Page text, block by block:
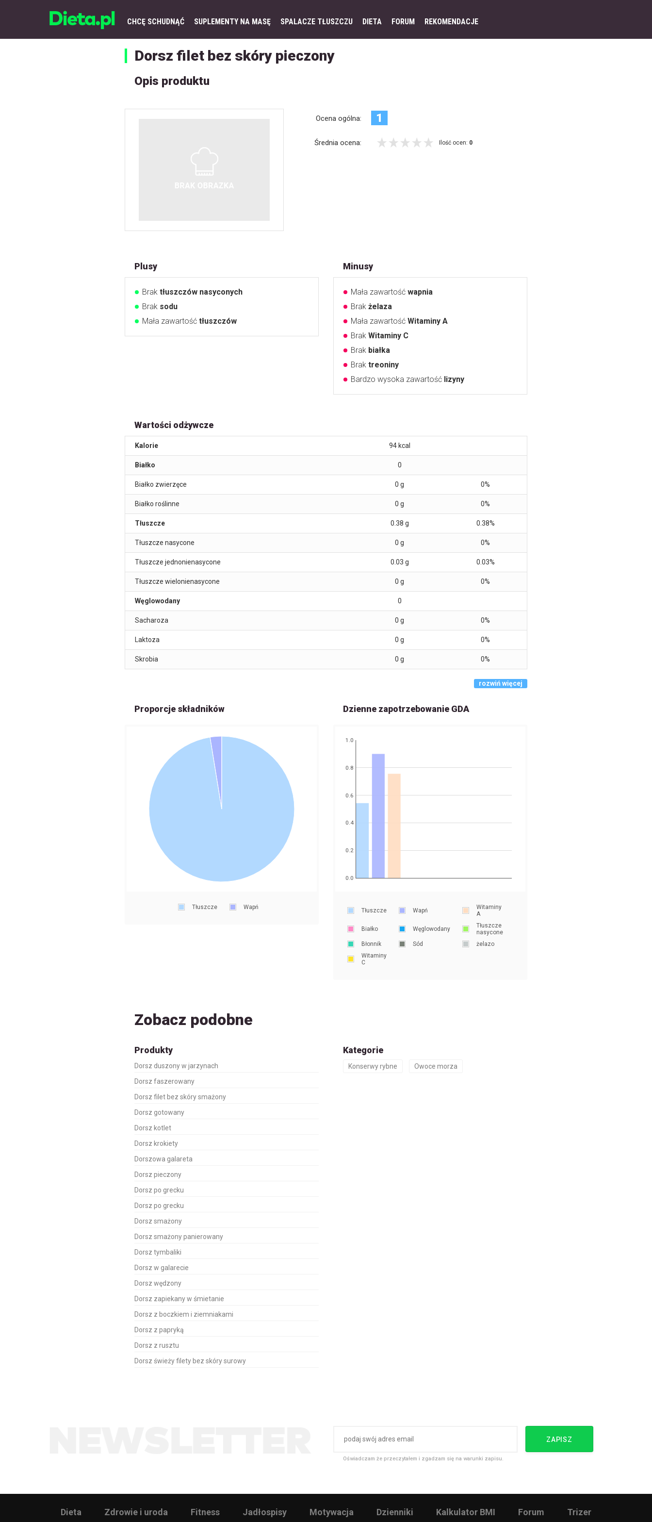
CHCĘ SCHUDNĄĆ SUPLEMENTY NA MASĘ SPALACZE TŁUSZCZU DIETA FORUM REKOMENDACJE
Dorsz filet bez skóry pieczony
Opis produktu
Ocena ogólna: 1
Średnia ocena: Ilość ocen: 0
Plusy
Brak tłuszczów nasyconych
Brak sodu
Mała zawartość tłuszczów
Minusy
Mała zawartość wapnia
Brak żelaza
Mała zawartość Witaminy A
Brak Witaminy C
Brak białka
Brak treoniny
Bardzo wysoka zawartość lizyny
Wartości odżywcze
Kalorie 94 kcal
Białko 0
Białko zwierzęce 0 g 0%
Białko roślinne 0 g 0%
Tłuszcze 0.38 g 0.38%
Tłuszcze nasycone 0 g 0%
Tłuszcze jednonienasycone 0.03 g 0.03%
Tłuszcze wielonienasycone 0 g 0%
Węglowodany 0
Sacharoza 0 g 0%
Laktoza 0 g 0%
Skrobia 0 g 0%
rozwiń więcej
Proporcje składników
Tłuszcze Wapń
Dzienne zapotrzebowanie GDA
0.0
0.2
0.4
0.6
0.8
1.0
Tłuszcze Wapń
Witaminy
A
Białko Węglowodany
Tłuszcze
nasycone
Błonnik
Sód
żelazo
Witaminy
C
Zobacz podobne
Produkty
Dorsz duszony w jarzynach
Dorsz faszerowany
Dorsz filet bez skóry smażony
Dorsz gotowany
Dorsz kotlet
Dorsz krokiety
Dorszowa galareta
Dorsz pieczony
Dorsz po grecku
Dorsz po grecku
Dorsz smażony
Dorsz smażony panierowany
Dorsz tymbaliki
Dorsz w galarecie
Dorsz wędzony
Dorsz zapiekany w śmietanie
Dorsz z boczkiem i ziemniakami
Dorsz z papryką
Dorsz z rusztu
Dorsz świeży filety bez skóry surowy
Kategorie
Konserwy rybne Owoce morza
ZAPISZ
Oświadczam że przeczytałem i zgadzam się na warunki zapisu.
Dieta Zdrowie i uroda Fitness Jadłospisy Motywacja Dzienniki Kalkulator BMI Forum Trizer